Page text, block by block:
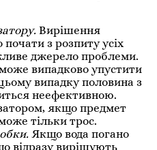
Вирішення
з розпиту усіх
джерело проблеми.
випадково упустити
випадку половина з
неефективною.
якщо предмет
тільки трос.
Якщо вода погано
відразу вирішують